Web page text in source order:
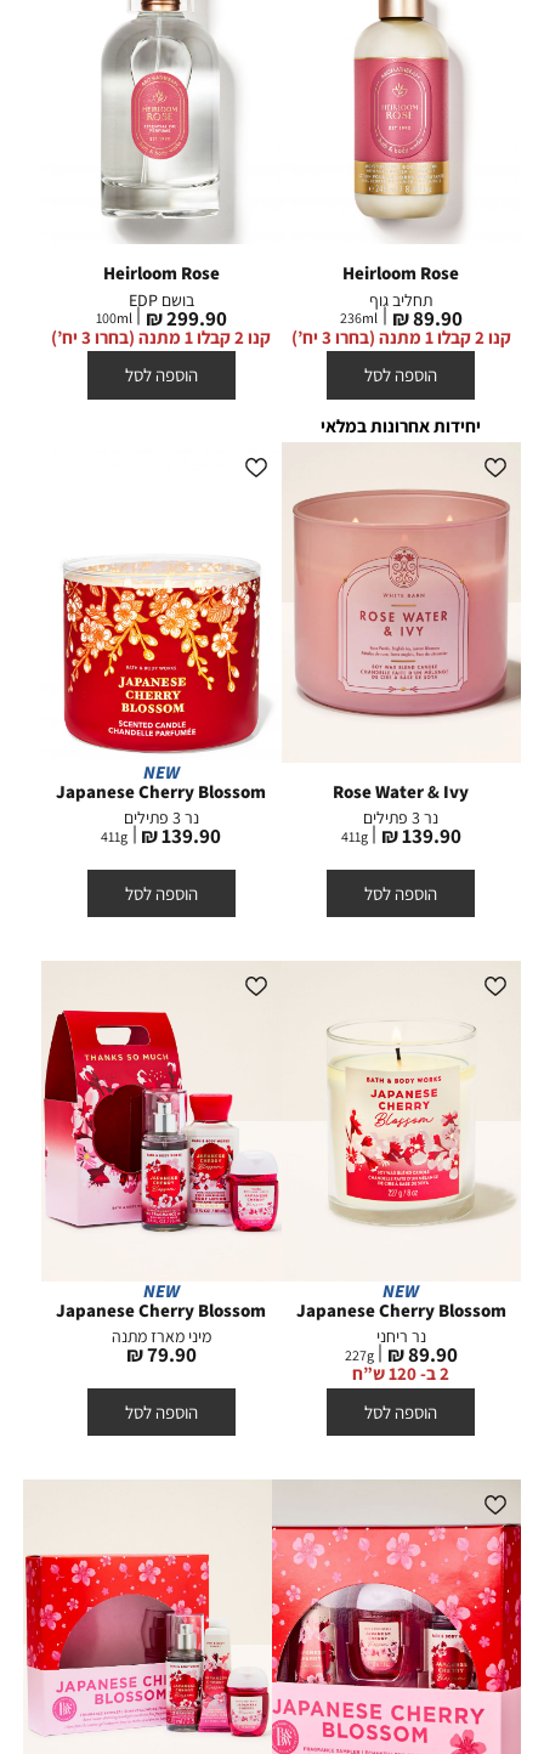
Heirloom Rose
תחליב גוף
מחיר
מוצר
89.90 ₪
236ml
קנו 2 קבלו 1 מתנה (בחרו 3 יח’)
הוספה לסל
יחידות אחרונות במלאי
Heirloom Rose
בושם EDP
מחיר
מוצר
299.90 ₪
100ml
קנו 2 קבלו 1 מתנה (בחרו 3 יח’)
הוספה לסל
Rose Water & Ivy
נר 3 פתילים
מחיר
139.90 ₪
411g
הוספה לסל
NEW
Japanese Cherry Blossom
נר 3 פתילים
מחיר
139.90 ₪
411g
הוספה לסל
NEW
Japanese Cherry Blossom
נר ריחני
מחיר
מוצר
89.90 ₪
227g
2 ב- 120 ש”ח
הוספה לסל
NEW
Japanese Cherry Blossom
מיני מארז מתנה
מחיר
79.90 ₪
הוספה לסל